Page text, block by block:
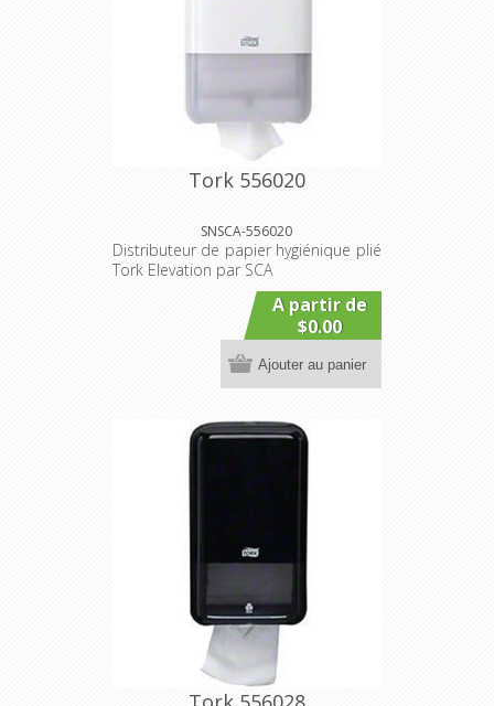
Tork 556020
SNSCA-556020
Distributeur de papier hygiénique plié
Tork Elevation par SCA
A partir de
$0.00
Ajouter au panier